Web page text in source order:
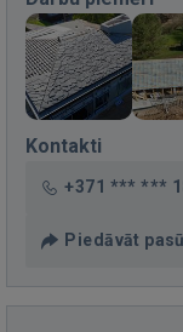
Kontakti
+371 *** ***
Piedāvāt